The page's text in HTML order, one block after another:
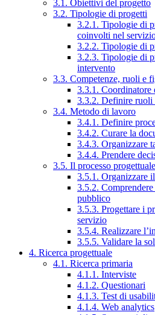
3.1. Obiettivi del progetto
3.2. Tipologie di progetti
3.2.1. Tipologie di
coinvolti nel
3.2.2. Tipologie di
3.2.3. Tipologie di
intervento
3.3. Competenze, ruoli e
3.3.1. Coordinatore
3.3.2. Definire ruoli
3.4. Metodo di lavoro
3.4.1. Definire
3.4.2. Curare la
3.4.3. Organizzare
3.4.4. Prendere
3.5. Il processo progettuale
3.5.1. Organizzare
3.5.2.
pubblico
3.5.3. Progettare i
servizio
3.5.4. Realizzare
3.5.5. Validare la
4. Ricerca progettuale
4.1. Ricerca primaria
4.1.1. Interviste
4.1.2. Questionari
4.1.3. Test di
4.1.4. Web analytics